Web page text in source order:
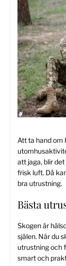
Att ta hand om
att jaga, blir
frisk luft. Då
bra utrustning.
Bästa
Skogen är
själen. När du
utrustning och
smart och